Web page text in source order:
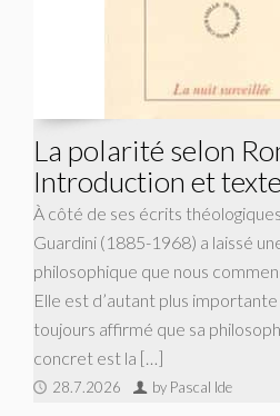
La polarité selon
Introduction et texte
À côté de ses écrits
Guardini (1885-1968) a laissé
philosophique que nous
Elle est d’autant plus
toujours affirmé que sa
concret est la […]
28.7.2026 by Pascal Ide